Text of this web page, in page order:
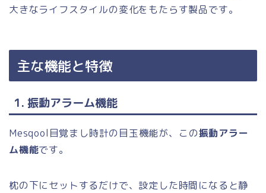
大きなライフスタイルの変化をもたらす製品です。
主な機能と特徴
1. 振動アラーム機能
Mesqool目覚まし時計の目玉機能が、この振動アラー
ム機能です。
枕の下にセットするだけで、設定した時間になると静